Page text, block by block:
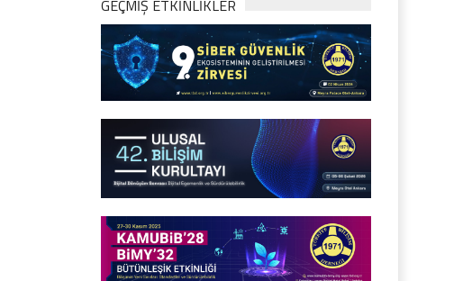
GEÇMİŞ ETKİNLİKLER